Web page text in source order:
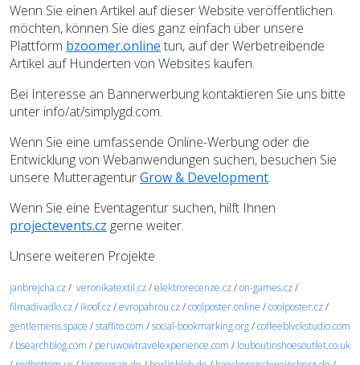
Wenn Sie einen Artikel auf dieser Website veröffentlichen
möchten, können Sie dies ganz einfach über unsere
Plattform bzoomer.online tun, auf der Werbetreibende
Artikel auf Hunderten von Websites kaufen.
Bei Interesse an Bannerwerbung kontaktieren Sie uns bitte
unter info/at/simplygd.com.
Wenn Sie eine umfassende Online-Werbung oder die
Entwicklung von Webanwendungen suchen, besuchen Sie
unsere MutteragenturGrow & Development.
Wenn Sie eine Eventagentur suchen, hilft Ihnen
projectevents.cz gerne weiter.
Unsere weiteren Projekte
janbrejcha.cz/ veronikatextil.cz/elektrorecenze.cz/on-games.cz/
filmadivadlo.cz/ ikoof.cz/evropahrou.cz/coolposter.online /coolposter.cz/
gentlemens.space /staffito.com /social-bookmarking.org/coffeeblvckstudio.com
/ bsearchblog.com / peruwowtravelexperience.com / louboutinshoesoutlet.co.uk